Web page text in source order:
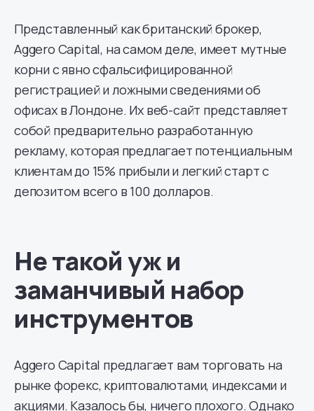
Представленный как британский брокер,
Aggero Capital, на самом деле, имеет мутные
корни с явно сфальсифицированной
регистрацией и ложными сведениями об
офисах в Лондоне. Их веб-сайт представляет
собой предварительно разработанную
рекламу, которая предлагает потенциальным
клиентам до 15% прибыли и легкий старт с
депозитом всего в 100 долларов.
Не такой уж и
заманчивый набор
инструментов
Aggero Capital предлагает вам торговать на
рынке форекс, криптовалютами, индексами и
акциями. Казалось бы, ничего плохого. Однако